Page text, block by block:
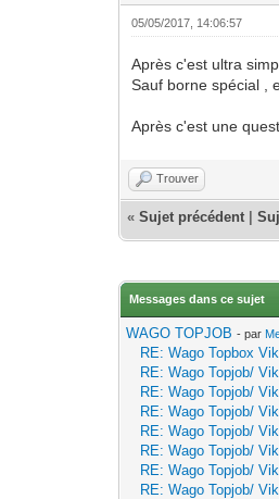
05/05/2017, 14:06:57
Après c'est ultra
Sauf borne spécial ,
Après c'est une
Trouver
«Sujet précédent |
Messages dans ce sujet
WAGO TOPJOB - par
RE: Wago Topbox
RE: Wago Topjob/
RE: Wago Topjob/
RE: Wago Topjob/
RE: Wago Topjob/
RE: Wago Topjob/
RE: Wago Topjob/
RE: Wago Topjob/